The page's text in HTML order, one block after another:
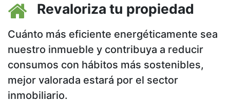
Revaloriza tu propiedad
Cuánto más eficiente energéticamente sea
nuestro inmueble y contribuya a reducir
consumos con hábitos más sostenibles,
mejor valorada estará por el sector
inmobiliario.​